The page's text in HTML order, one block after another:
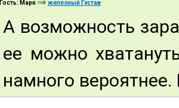
Гость: Марк железный Густав
А возможность
ее можно
намного вероятнее.